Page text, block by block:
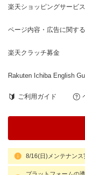
楽天ショッピングサービ
ページ内容・広告に関す
楽天クラッチ募金
Rakuten Ichiba English
ご利用ガイド
8/16(日)メンテナン